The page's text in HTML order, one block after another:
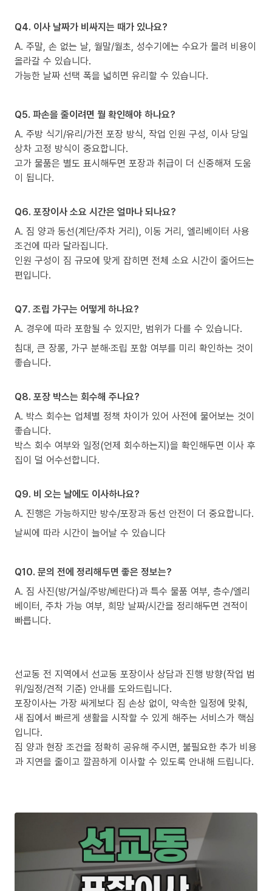
Q4. 이사 날짜가 비싸지는 때가 있나요?
A. 주말, 손 없는 날, 월말/월초, 성수기에는 수요가 몰려 비용이
올라갈 수 있습니다.
가능한 날짜 선택 폭을 넓히면 유리할 수 있습니다.
Q5. 파손을 줄이려면 뭘 확인해야 하나요?
A. 주방 식기/유리/가전 포장 방식, 작업 인원 구성, 이사 당일
상차 고정 방식이 중요합니다.
고가 물품은 별도 표시해두면 포장과 취급이 더 신중해져 도움
이 됩니다.
Q6. 포장이사 소요 시간은 얼마나 되나요?
A. 짐 양과 동선(계단/주차 거리), 이동 거리, 엘리베이터 사용
조건에 따라 달라집니다.
인원 구성이 짐 규모에 맞게 잡히면 전체 소요 시간이 줄어드는
편입니다.
Q7. 조립 가구는 어떻게 하나요?
A. 경우에 따라 포함될 수 있지만, 범위가 다를 수 있습니다.
침대, 큰 장롱, 가구 분해·조립 포함 여부를 미리 확인하는 것이
좋습니다.
Q8. 포장 박스는 회수해 주나요?
A. 박스 회수는 업체별 정책 차이가 있어 사전에 물어보는 것이
좋습니다.
박스 회수 여부와 일정(언제 회수하는지)을 확인해두면 이사 후
집이 덜 어수선합니다.
Q9. 비 오는 날에도 이사하나요?
A. 진행은 가능하지만 방수/포장과 동선 안전이 더 중요합니다.
날씨에 따라 시간이 늘어날 수 있습니다
Q10. 문의 전에 정리해두면 좋은 정보는?
A. 짐 사진(방/거실/주방/베란다)과 특수 물품 여부, 층수/엘리
베이터, 주차 가능 여부, 희망 날짜/시간을 정리해두면 견적이
빠릅니다.
선교동 전 지역에서 선교동 포장이사 상담과 진행 방향(작업 범
위/일정/견적 기준) 안내를 도와드립니다.
포장이사는 가장 싸게보다 짐 손상 없이, 약속한 일정에 맞춰,
새 집에서 빠르게 생활을 시작할 수 있게 해주는 서비스가 핵심
입니다.
짐 양과 현장 조건을 정확히 공유해 주시면, 불필요한 추가 비용
과 지연을 줄이고 깔끔하게 이사할 수 있도록 안내해 드립니다.